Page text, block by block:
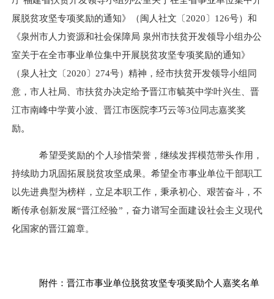
展脱贫攻坚专项奖励的通知》（闽人社文〔2020〕 126号）和
《泉州市人力资源和社会保障局 泉州市扶贫开发领导小组办公
室关于在全市事业单位集中开展脱贫攻坚专项奖励的通知》
（泉人社文〔2020〕 274号）精神，经市扶贫开发领导小组同
意，市人社局、市扶贫办决定给予晋江市毓英中学叶兴生、晋
江市南峰中学黄小波、晋江市医院李巧云等3位同志嘉奖奖
励。
希望受奖励的个人珍惜荣誉，继续发挥模范带头作用，
持续助力巩固拓展脱贫攻坚成果。希望全市事业单位干部职工
以先进典型为榜样，立足本职工作，秉承初心、艰苦奋斗，不
断传承创新发展“晋江经验”，奋力谱写全面建设社会主义现代
化国家的晋江篇章。
附件：晋江市事业单位脱贫攻坚专项奖励个人嘉奖名单